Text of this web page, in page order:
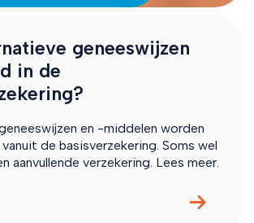
geneeswijzen
in de
en -middelen worden
de basisverzekering. Soms wel
aanvullende verzekering. Lees meer.